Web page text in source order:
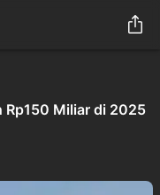
Rp150 Miliar di 2025